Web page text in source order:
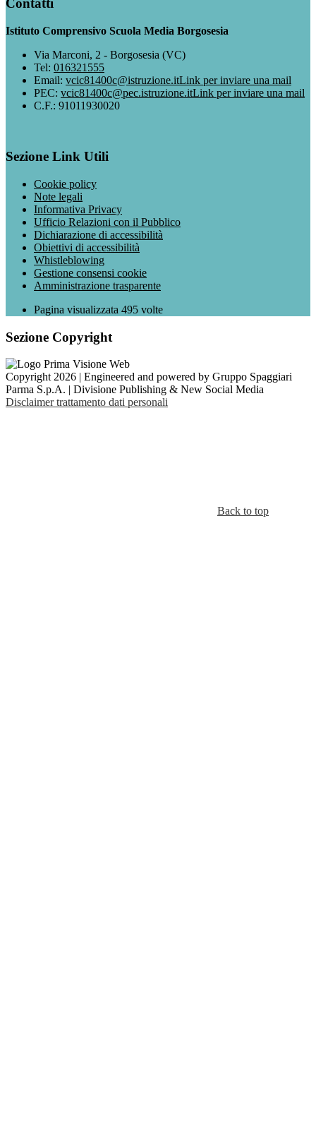
Contatti
Istituto Comprensivo Scuola Media Borgosesia
Via Marconi, 2 - Borgosesia (VC)
Tel: 016321555
Email: vcic81400c@istruzione.itLink per inviare una mail
PEC: vcic81400c@pec.istruzione.itLink per inviare una mail
C.F.: 91011930020
Sezione Link Utili
Cookie policy
Note legali
Informativa Privacy
Ufficio Relazioni con il Pubblico
Dichiarazione di accessibilità
Obiettivi di accessibilità
Whistleblowing
Gestione consensi cookie
Amministrazione trasparente
Pagina visualizzata 495 volte
Sezione Copyright
Copyright 2026 | Engineered and powered by Gruppo Spaggiari
Parma S.p.A. | Divisione Publishing & New Social Media
Disclaimer trattamento dati personali
Back to top